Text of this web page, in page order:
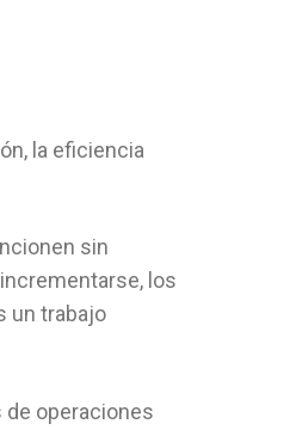
la eficiencia
sin
los
un trabajo
de operaciones